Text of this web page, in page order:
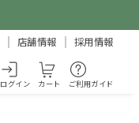
店舗情報 採用情報
ログイン カート ご利用ガイド